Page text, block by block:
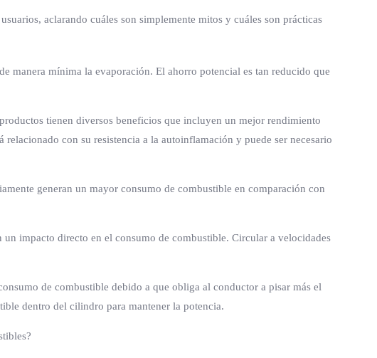
aclarando cuáles son simplemente mitos y cuáles son prácticas
manera mínima la evaporación. El ahorro potencial es tan reducido que
tienen diversos beneficios que incluyen un mejor rendimiento
con su resistencia a la autoinflamación y puede ser necesario
generan un mayor consumo de combustible en comparación con
impacto directo en el consumo de combustible. Circular a velocidades
de combustible debido a que obliga al conductor a pisar más el
dentro del cilindro para mantener la potencia.